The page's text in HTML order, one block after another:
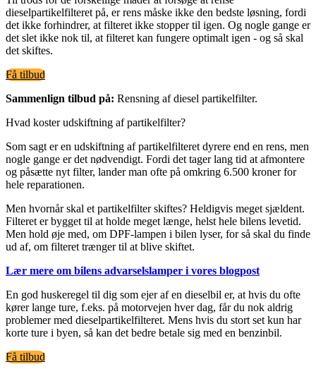
dieselpartikelfilteret på, er rens måske ikke den bedste løsning, fordi
det ikke forhindrer, at filteret ikke stopper til igen. Og nogle gange er
det slet ikke nok til, at filteret kan fungere optimalt igen - og så skal
det skiftes.
Få tilbud
Sammenlign tilbud på: Rensning af diesel partikelfilter.
Hvad koster udskiftning af partikelfilter?
Som sagt er en udskiftning af partikelfilteret dyrere end en rens, men
nogle gange er det nødvendigt. Fordi det tager lang tid at afmontere
og påsætte nyt filter, lander man ofte på omkring 6.500 kroner for
hele reparationen.
Men hvornår skal et partikelfilter skiftes? Heldigvis meget sjældent.
Filteret er bygget til at holde meget længe, helst hele bilens levetid.
Men hold øje med, om DPF-lampen i bilen lyser, for så skal du finde
ud af, om filteret trænger til at blive skiftet.
Lær mere om bilens advarselslamper i vores blogpost
En god huskeregel til dig som ejer af en dieselbil er, at hvis du ofte
kører lange ture, f.eks. på motorvejen hver dag, får du nok aldrig
problemer med dieselpartikelfilteret. Mens hvis du stort set kun har
korte ture i byen, så kan det bedre betale sig med en benzinbil.
Få tilbud